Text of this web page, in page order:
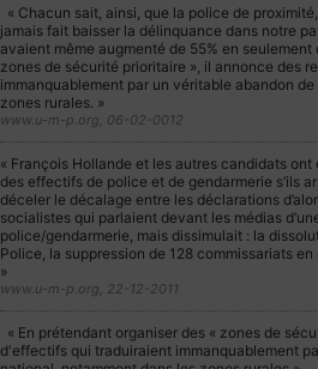
« Chacun sait, ainsi, que la police de
jamais fait baisser la délinquance dans notre
avaient même augmenté de 55% en
zones de sécurité prioritaire », il annonce des
immanquablement par un véritable abandon
zones rurales. »
www.u-m-p.org, 06-02-0012
« François Hollande et les autres candidats
des effectifs de police et de gendarmerie s’ils
déceler le décalage entre les déclarations
socialistes qui parlaient devant les médias
police/gendarmerie, mais dissimulait : la
Police, la suppression de 128 commissariats
»
www.u-m-p.org, 22-12-2011
« En prétendant organiser des « zones de
d'effectifs qui traduiraient immanquablement